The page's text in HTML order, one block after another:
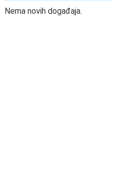
Nema novih događaja.